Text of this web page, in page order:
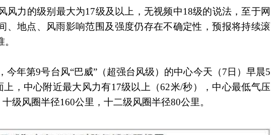
风力的级别最大为17级及以上，无视频中18级的说法，至于网
、地点、风雨影响范围及强度仍存在不确定性，预报将持续滚
今年第9号台风“巴威”（超强台风级）的中心今天（7日）早晨5
，中心附近最大风力有17级以上（62米/秒），中心最低气压
级风圈半径160公里，十二级风圈半径80公里。